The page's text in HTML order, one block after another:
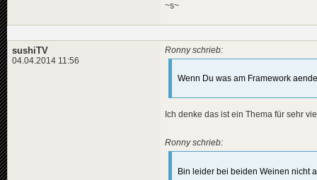
~s~
sushiTV
04.04.2014 11:56
Ronny schrieb:
Wenn Du was am Framework
Ich denke das ist ein Thema für sehr
Ronny schrieb:
Bin leider bei beiden Weinen nicht